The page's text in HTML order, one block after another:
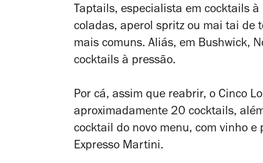
Taptails, especialista em cocktails
coladas, aperol spritz ou mai tai de
mais comuns. Aliás, em Bushwick,
cocktails à pressão.
Por cá, assim que reabrir, o Cinco
aproximadamente 20 cocktails,
cocktail do novo menu, com vinho
Expresso Martini.